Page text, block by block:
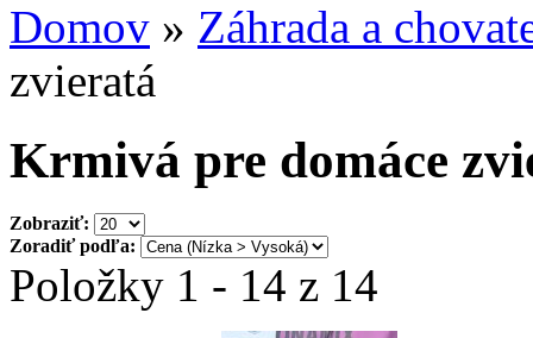
Domov » Záhrada a
zvieratá
Krmivá pre domáce
Zobraziť:
Zoradiť podľa:
Položky 1 - 14 z 14